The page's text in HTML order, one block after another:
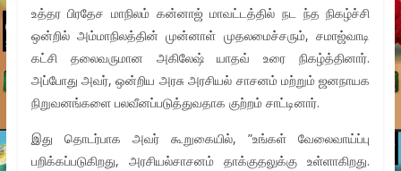
உத்தர பிரதேச மாநிலம் கன்னாஜ் மாவட்டத்தில் நட ந்த நிகழ்ச்சி
ஒன்றில் அம்மாநிலத்தின் முன்னாள் முதலமைச்சரும், சமாஜ்வாடி
கட்சி தலைவருமான அகிலேஷ் யாதவ் உரை நிகழ்த்தினார்.
அப்போது அவர், ஒன்றிய அரசு அரசியல் சாசனம் மற்றும் ஜனநாயக
நிறுவனங்களை பலவீனப்படுத்துவதாக குற்றம் சாட்டினார்.
இது தொடர்பாக அவர் கூறுகையில், ”உங்கள் வேலைவாய்ப்பு
பறிக்கப்படுகிறது, அரசியல்சாசனம் தாக்குதலுக்கு உள்ளாகிறது.